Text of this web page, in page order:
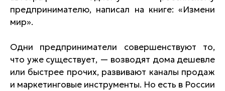
предпринимателю, написал на книге: «Измени
мир».
Одни предприниматели совершенствуют то,
что уже существует, — возводят дома дешевле
или быстрее прочих, развивают каналы продаж
и маркетинговые инструменты. Но есть в России